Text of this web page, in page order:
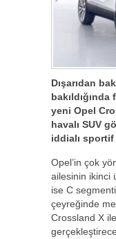
Dışarıdan
yeni Opel
havalı SUV
iddialı sportif
Opel’in çok
ailesinin ikinci
ise C
çeyreğinde
Crossland X